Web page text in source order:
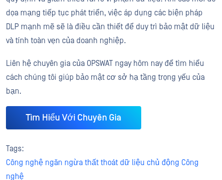
dọa mạng tiếp tục phát triển, việc áp dụng các biện pháp
DLP mạnh mẽ sẽ là điều cần thiết để duy trì bảo mật dữ liệu
và tính toàn vẹn của doanh nghiệp.
Liên hệ chuyên gia của OPSWAT ngay hôm nay để tìm hiểu
cách chúng tôi giúp bảo mật cơ sở hạ tầng trọng yếu của
bạn.
Tìm Hiểu Với Chuyên Gia
Tags:
Công nghệ ngăn ngừa thất thoát dữ liệu chủ động Công
nghệ